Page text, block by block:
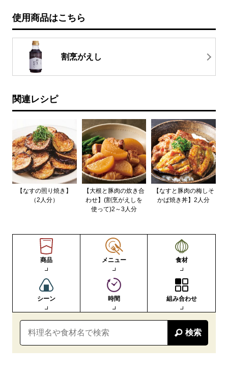
使用商品はこちら
割烹がえし
関連レシピ
【なすの照り焼き】
（2人分）
【大根と豚肉の炊き合
わせ】(割烹がえしを
使って)2～3人分
【なすと豚肉の梅しそ
かば焼き丼】2人分
商品 メニュー 食材
シーン 時間 組み合わせ
検索